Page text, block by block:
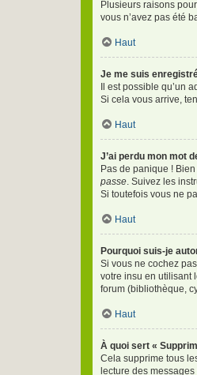
Plusieurs raisons
vous n’avez pas été
Haut
Je me suis
Il est possible qu’un
Si cela vous arrive,
Haut
J’ai perdu mon mot
Pas de panique !
passe. Suivez les
Si toutefois vous ne
Haut
Pourquoi suis-je
Si vous ne cochez
votre insu en utilisant
forum (bibliothèque,
Haut
À quoi sert «
Cela supprime tous
lecture des